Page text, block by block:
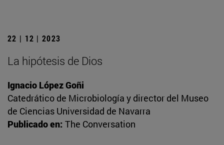
22 | 12 | 2023
La hipótesis de Dios
Ignacio López Goñi
Catedrático de Microbiología y director del Museo
de Ciencias Universidad de Navarra
Publicado en: The Conversation